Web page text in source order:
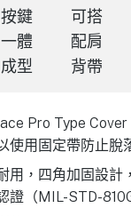
按鍵
一體
成型
可搭
配肩
背帶
Pro Type
使用固定帶防止脫
用，四角加固設計
證（MIL-STD-810G